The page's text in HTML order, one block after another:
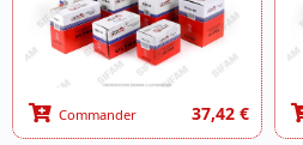
Commander 37,42 €